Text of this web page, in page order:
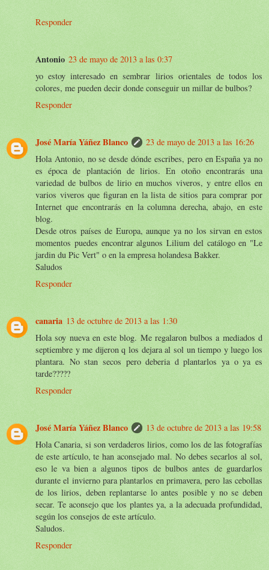
Responder
Antonio 23 de mayo de 2013 a las 0:37
yo estoy interesado en sembrar lirios orientales de todos los
colores, me pueden decir donde conseguir un millar de bulbos?
Responder
José María Yáñez Blanco
23 de mayo de 2013 a las 16:26
Hola Antonio, no se desde dónde escribes, pero en España ya no
es época de plantación de lirios. En otoño encontrarás una
variedad de bulbos de lirio en muchos viveros, y entre ellos en
varios viveros que figuran en la lista de sitios para comprar por
Internet que encontrarás en la columna derecha, abajo, en este
blog.
Desde otros países de Europa, aunque ya no los sirvan en estos
momentos puedes encontrar algunos Lilium del catálogo en "Le
jardin du Pic Vert" o en la empresa holandesa Bakker.
Saludos
Responder
canaria 13 de octubre de 2013 a las 1:30
Hola soy nueva en este blog. Me regalaron bulbos a mediados d
septiembre y me dijeron q los dejara al sol un tiempo y luego los
plantara. No stan secos pero deberia d plantarlos ya o ya es
tarde?????
Responder
José María Yáñez Blanco
13 de octubre de 2013 a las 19:58
Hola Canaria, si son verdaderos lirios, como los de las fotografías
de este artículo, te han aconsejado mal. No debes secarlos al sol,
eso le va bien a algunos tipos de bulbos antes de guardarlos
durante el invierno para plantarlos en primavera, pero las cebollas
de los lirios, deben replantarse lo antes posible y no se deben
secar. Te aconsejo que los plantes ya, a la adecuada profundidad,
según los consejos de este artículo.
Saludos.
Responder